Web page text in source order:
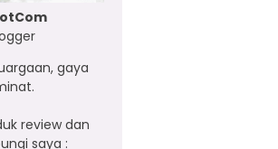
gaya
review dan
saya :